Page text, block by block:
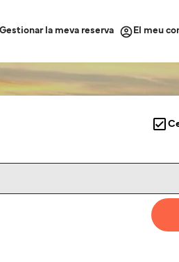
Gestionar la meva reserva El meu